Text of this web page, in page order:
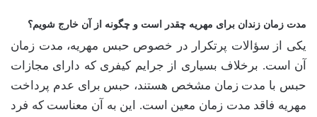
مدت زمان زندان برای مهریه چقدر است و چگونه از آن خارج شویم؟
یکی از سؤالات پرتکرار در خصوص حبس مهریه، مدت زمان
آن است. برخلاف بسیاری از جرایم کیفری که دارای مجازات
حبس با مدت زمان مشخص هستند، حبس برای عدم پرداخت
مهریه فاقد مدت زمان معین است. این به آن معناست که فرد